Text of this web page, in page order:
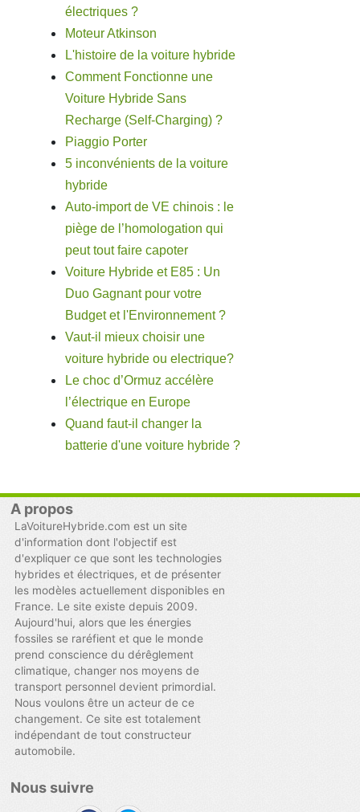
électriques ?
Moteur Atkinson
L'histoire de la voiture hybride
Comment Fonctionne une
Voiture Hybride Sans
Recharge (Self-Charging) ?
Piaggio Porter
5 inconvénients de la voiture
hybride
Auto-import de VE chinois : le
piège de l’homologation qui
peut tout faire capoter
Voiture Hybride et E85 : Un
Duo Gagnant pour votre
Budget et l'Environnement ?
Vaut-il mieux choisir une
voiture hybride ou electrique?
Le choc d’Ormuz accélère
l’électrique en Europe
Quand faut-il changer la
batterie d'une voiture hybride ?
A propos
LaVoitureHybride.com est un site
d'information dont l'objectif est
d'expliquer ce que sont les technologies
hybrides et électriques, et de présenter
les modèles actuellement disponibles en
France. Le site existe depuis 2009.
Aujourd'hui, alors que les énergies
fossiles se raréfient et que le monde
prend conscience du dérêglement
climatique, changer nos moyens de
transport personnel devient primordial.
Nous voulons être un acteur de ce
changement. Ce site est totalement
indépendant de tout constructeur
automobile.
Nous suivre